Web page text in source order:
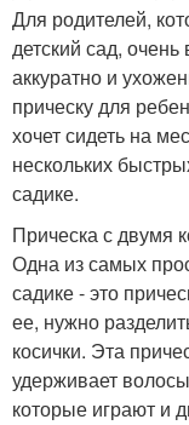
Для родителей,
детский сад,
аккуратно и
прическу для
хочет сидеть на
нескольких
садике.
Прическа с двумя
Одна из самых
садике - это
ее, нужно
косички. Эта
удерживает
которые играют и